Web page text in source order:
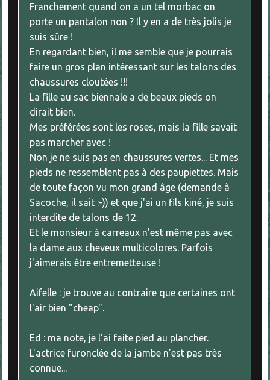
Franchement quand on a un tel morbac on
porte un pantalon non ? Il y en a de très jolis je
suis sûre !
En regardant bien, il me semble que je pourrais
faire un gros plan intéressant sur les talons des
chaussures cloutées !!!
La fille au sac biennale a de beaux pieds on
dirait bien.
Mes préférées sont les roses, mais la fille savait
pas marcher avec !
Non je ne suis pas en chaussures vertes... Et mes
pieds ne ressemblent pas à des paupiettes. Mais
de toute façon vu mon grand âge (demande à
Sacoche, il sait :-)) et que j'ai un fils kiné, je suis
interdite de talons de 12.
Et le monsieur à carreaux n'est même pas avec
la dame aux cheveux multicolores. Parfois
j'aimerais être entremetteuse !
Aifelle : je trouve au contraire que certaines ont
l'air bien "cheap".
Ed : ma note, je l'ai faite pied au plancher.
L'actrice furonclée de la jambe n'est pas très
connue...